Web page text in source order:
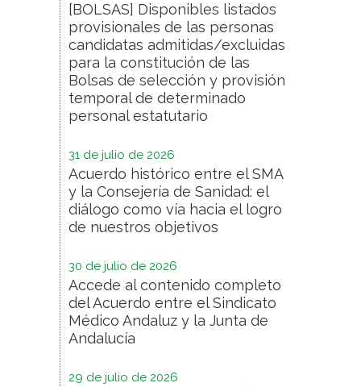
[BOLSAS] Disponibles listados
provisionales de las personas
candidatas admitidas/excluidas
para la constitución de las
Bolsas de selección y provisión
temporal de determinado
personal estatutario
31 de julio de 2026
Acuerdo histórico entre el SMA
y la Consejería de Sanidad: el
diálogo como vía hacia el logro
de nuestros objetivos
30 de julio de 2026
Accede al contenido completo
del Acuerdo entre el Sindicato
Médico Andaluz y la Junta de
Andalucía
29 de julio de 2026